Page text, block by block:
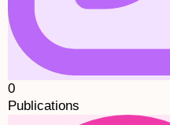
0
Publications